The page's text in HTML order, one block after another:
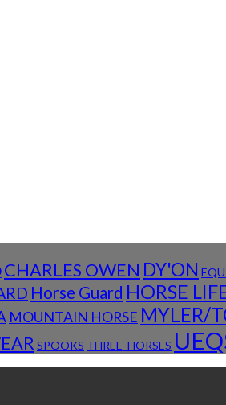
CHARLES OWEN DY'ON
Horse Guard HORSE
MOUNTAIN HORSE MYLER/
SPOOKS THREE-HORSES